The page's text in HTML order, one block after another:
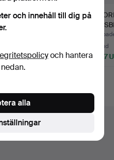
TORBJÖRN
FORSBERG. skulptur,
4 009 USD
lokatt,
35 bud
2 057
och innehåll till dig på
och hantera
alla